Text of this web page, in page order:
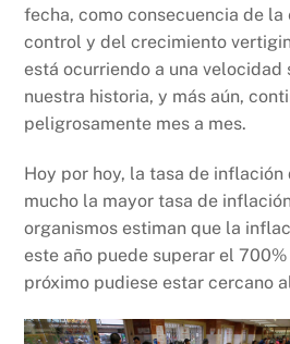
fecha, como consecuencia de la
control y del crecimiento
está ocurriendo a una velocidad
nuestra historia, y más aún,
peligrosamente mes a mes.
Hoy por hoy, la tasa de inflación
mucho la mayor tasa de
organismos estiman que la
este año puede superar el
próximo pudiese estar cercano